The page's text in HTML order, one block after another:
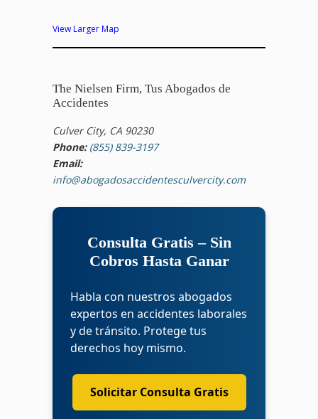
View Larger Map
The Nielsen Firm, Tus Abogados de
Accidentes
Culver City, CA 90230
Phone: (855) 839-3197
Email:
info@abogadosaccidentesculvercity.com
Consulta Gratis – Sin
Cobros Hasta Ganar
Habla con nuestros abogados
expertos en accidentes laborales
y de tránsito. Protege tus
derechos hoy mismo.
Solicitar Consulta Gratis